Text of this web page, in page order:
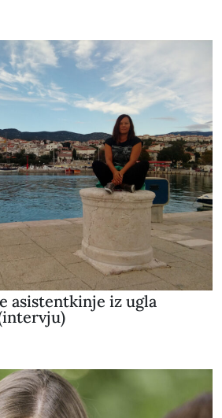
asistentkinje iz ugla